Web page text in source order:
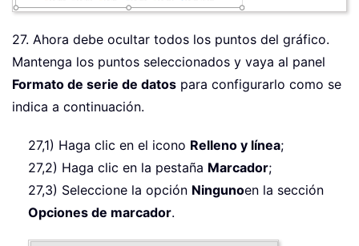
27. Ahora debe ocultar todos los puntos del gráfico.
Mantenga los puntos seleccionados y vaya al panel
Formato de serie de datos para configurarlo como se
indica a continuación.
27,1) Haga clic en el icono Relleno y línea;
27,2) Haga clic en la pestaña Marcador;
27,3) Seleccione la opción Ningunoen la sección
Opciones de marcador.